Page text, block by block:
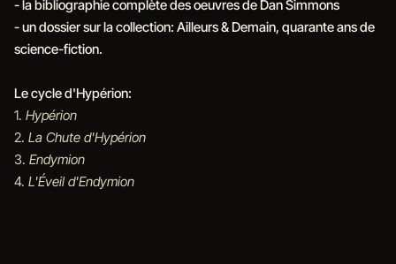
- la bibliographie complète des oeuvres de Dan Simmons
- un dossier sur la collection: Ailleurs & Demain, quarante ans de
science-fiction.
Le cycle d'Hypérion:
1. Hypérion
2. La Chute d'Hypérion
3. Endymion
4. L'Éveil d'Endymion